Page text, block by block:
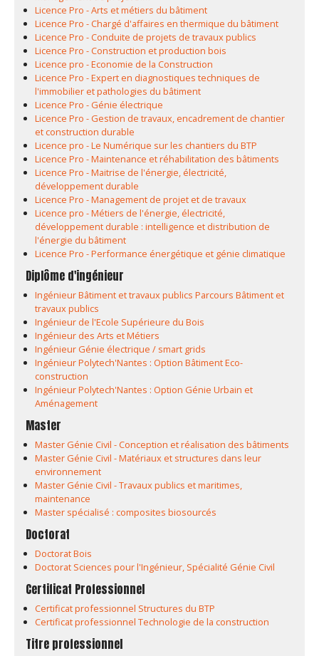
Licence Pro - Arts et métiers du bâtiment
Licence Pro - Chargé d'affaires en thermique du bâtiment
Licence Pro - Conduite de projets de travaux publics
Licence Pro - Construction et production bois
Licence pro - Economie de la Construction
Licence Pro - Expert en diagnostiques techniques de
l'immobilier et pathologies du bâtiment
Licence Pro - Génie électrique
Licence Pro - Gestion de travaux, encadrement de chantier
et construction durable
Licence pro - Le Numérique sur les chantiers du BTP
Licence Pro - Maintenance et réhabilitation des bâtiments
Licence Pro - Maitrise de l'énergie, électricité,
développement durable
Licence Pro - Management de projet et de travaux
Licence pro - Métiers de l'énergie, électricité,
développement durable : intelligence et distribution de
l'énergie du bâtiment
Licence Pro - Performance énergétique et génie climatique
Diplôme d'ingénieur
Ingénieur Bâtiment et travaux publics Parcours Bâtiment et
travaux publics
Ingénieur de l'Ecole Supérieure du Bois
Ingénieur des Arts et Métiers
Ingénieur Génie électrique / smart grids
Ingénieur Polytech'Nantes : Option Bâtiment Eco-
construction
Ingénieur Polytech'Nantes : Option Génie Urbain et
Aménagement
Master
Master Génie Civil - Conception et réalisation des bâtiments
Master Génie Civil - Matériaux et structures dans leur
environnement
Master Génie Civil - Travaux publics et maritimes,
maintenance
Master spécialisé : composites biosourcés
Doctorat
Doctorat Bois
Doctorat Sciences pour l'Ingénieur, Spécialité Génie Civil
Certificat Professionnel
Certificat professionnel Structures du BTP
Certificat professionnel Technologie de la construction
Titre professionnel